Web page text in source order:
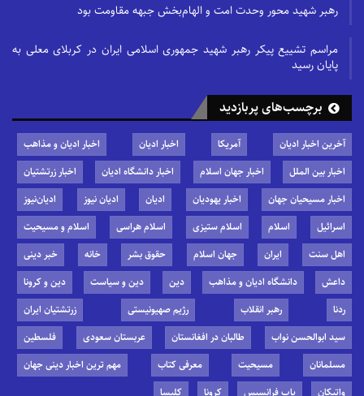
رهبر شهید محور وحدت امت و الهام‌بخش جبهه مقاومت بود
مراسم تشییع پیکر رهبر شهید جمهوری اسلامی ایران در کربلای معلی به
پایان رسید
برچسب‌های پربازدید
آخرین اخبار ادیان آمریکا اخبار ادیان
اخبار ادیان و مذاهب
اخبار بین الملل
اخبار جهان اسلام اخبار دانشگاه ادیان
اخبار زرتشتیان
اخبار مسیحیان جهان
اخبار یهودیان ادیان ادیان نیوز
ادیان‌نیوز
اسرائیل
اسلام اسلام ستیزی اسلام هراسی
اسلام و مسیحیت
اهل سنت
ایران جهان اسلام حقوق بشر خانه
خبر دینی
داعش
دانشگاه ادیان و مذاهب دین دین و سیاست
دین و کرونا
ردنا
رهبر انقلاب رژیم صهیونیستی
زرتشتیان ایران
سید ابوالحسن نواب
طالبان در افغانستان عربستان سعودی
فلسطین
مسلمانان
مسیحیت معرفی کتاب
مهم ترین اخبار دینی جهان
واتیکان
پاپ فرانسیس کرونا کلیسا